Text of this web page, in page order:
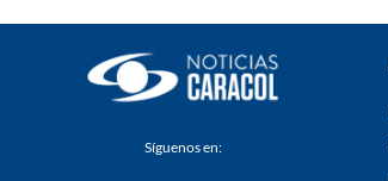
Síguenos en: